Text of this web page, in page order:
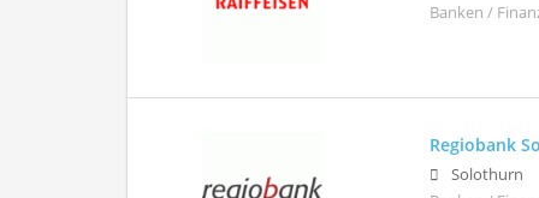
Banken /
Regiobank
Solothurn